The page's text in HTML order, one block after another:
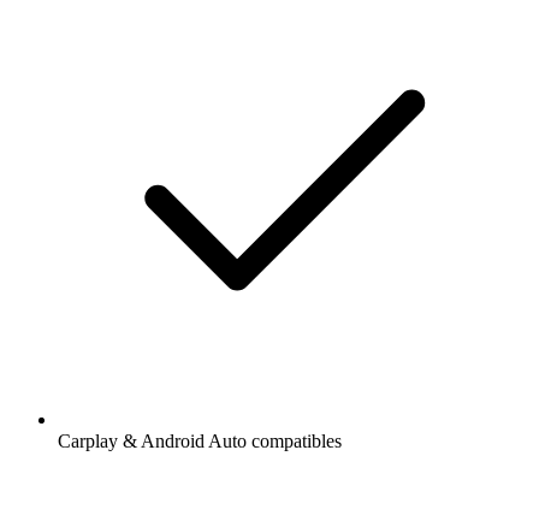
Carplay & Android Auto compatibles